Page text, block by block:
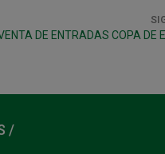
DE ENTRADAS COPA DE
/